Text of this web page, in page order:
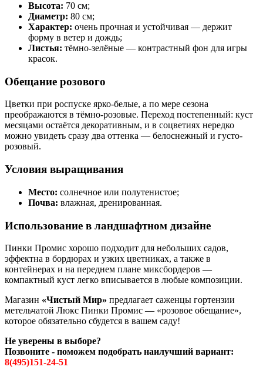
Высота: 70 см;
Диаметр: 80 см;
Характер: очень прочная и устойчивая — держит
форму в ветер и дождь;
Листья: тёмно-зелёные — контрастный фон для игры
красок.
Обещание розового
Цветки при роспуске ярко-белые, а по мере сезона
преображаются в тёмно-розовые. Переход постепенный: куст
месяцами остаётся декоративным, и в соцветиях нередко
можно увидеть сразу два оттенка — белоснежный и густо-
розовый.
Условия выращивания
Место: солнечное или полутенистое;
Почва: влажная, дренированная.
Использование в ландшафтном дизайне
Пинки Промис хорошо подходит для небольших садов,
эффектна в бордюрах и узких цветниках, а также в
контейнерах и на переднем плане миксбордеров —
компактный куст легко вписывается в любые композиции.
Магазин «Чистый Мир» предлагает саженцы гортензии
метельчатой Люкс Пинки Промис — «розовое обещание»,
которое обязательно сбудется в вашем саду!
Не уверены в выборе?
Позвоните - поможем подобрать наилучший вариант:
8(495)151-24-51